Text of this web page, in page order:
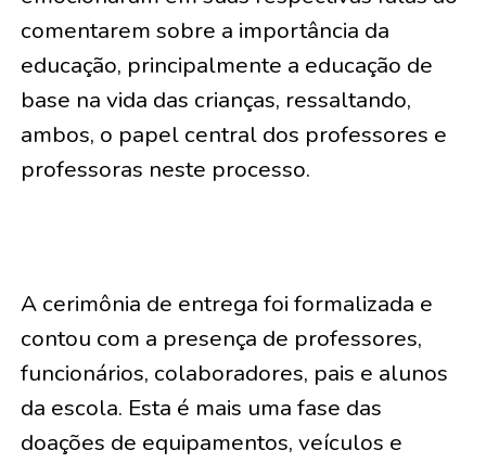
comentarem sobre a importância da
educação, principalmente a educação de
base na vida das crianças, ressaltando,
ambos, o papel central dos professores e
professoras neste processo.
A cerimônia de entrega foi formalizada e
contou com a presença de professores,
funcionários, colaboradores, pais e alunos
da escola. Esta é mais uma fase das
doações de equipamentos, veículos e